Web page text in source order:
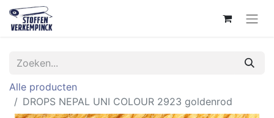
Alle producten
DROPS NEPAL UNI COLOUR 2923 goldenrod